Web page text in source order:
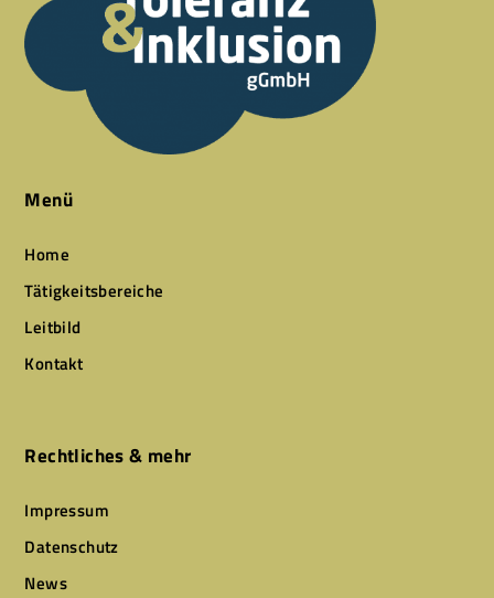
Menü
Home
Tätigkeitsbereiche
Leitbild
Kontakt
Rechtliches & mehr
Impressum
Datenschutz
News